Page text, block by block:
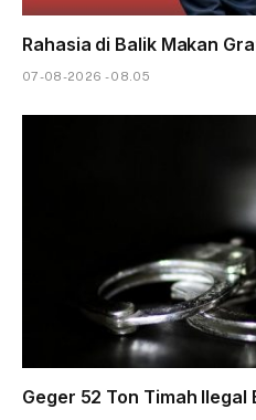
Rahasia di Balik Makan
07-08-2026 - 08.05
Geger 52 Ton Timah